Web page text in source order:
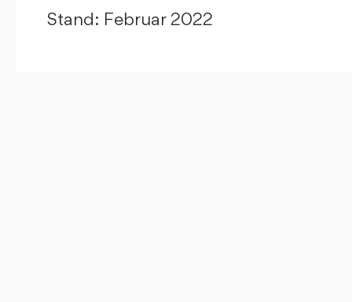
Stand: Februar 2022